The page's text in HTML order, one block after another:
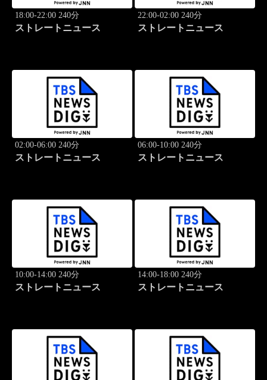
18:00-22:00 240分
ストレートニュース
22:00-02:00 240分
ストレートニュース
02:00-06:00 240分
ストレートニュース
06:00-10:00 240分
ストレートニュース
10:00-14:00 240分
ストレートニュース
14:00-18:00 240分
ストレートニュース